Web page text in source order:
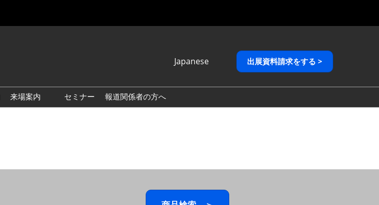
Japanese
English
繁體中文
出展資料請求をする >
来場案内
セミナー 報道関係者の方へ